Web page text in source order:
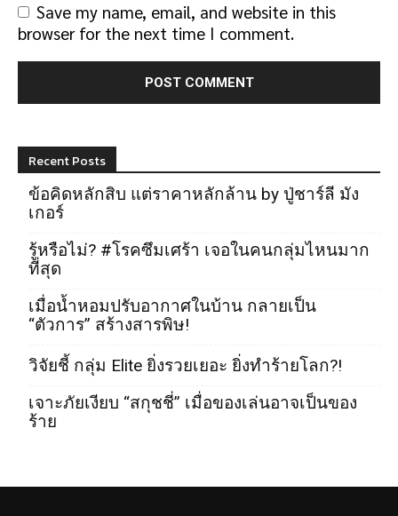
Save my name, email, and website in this
browser for the next time I comment.
Recent Posts
ข้อคิดหลักสิบ แต่ราคาหลักล้าน by ปู่ชาร์ลี มัง
เกอร์
รู้หรือไม่? #โรคซึมเศร้า เจอในคนกลุ่มไหนมาก
ที่สุด
เมื่อน้ำหอมปรับอากาศในบ้าน กลายเป็น
“ตัวการ” สร้างสารพิษ!
วิจัยชี้ กลุ่ม Elite ยิ่งรวยเยอะ ยิ่งทำร้ายโลก?!
เจาะภัยเงียบ “สกุชชี่” เมื่อของเล่นอาจเป็นของ
ร้าย